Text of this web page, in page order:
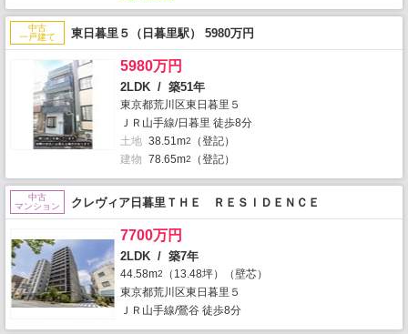
中古
一戸建て
東日暮里５（日暮里駅） 5980万円
5980万円
2LDK / 築51年
東京都荒川区東日暮里５
ＪＲ山手線/日暮里 徒歩8分
土地 38.51m2
（登記）
建物 78.65m2 （登記）
中古
マンション
クレヴィア日暮里ＴＨＥ ＲＥＳＩＤＥＮＣＥ
7700万円
2LDK / 築7年
44.58m2
（13.48坪）（壁芯）
東京都荒川区東日暮里５
ＪＲ山手線/鶯谷 徒歩8分